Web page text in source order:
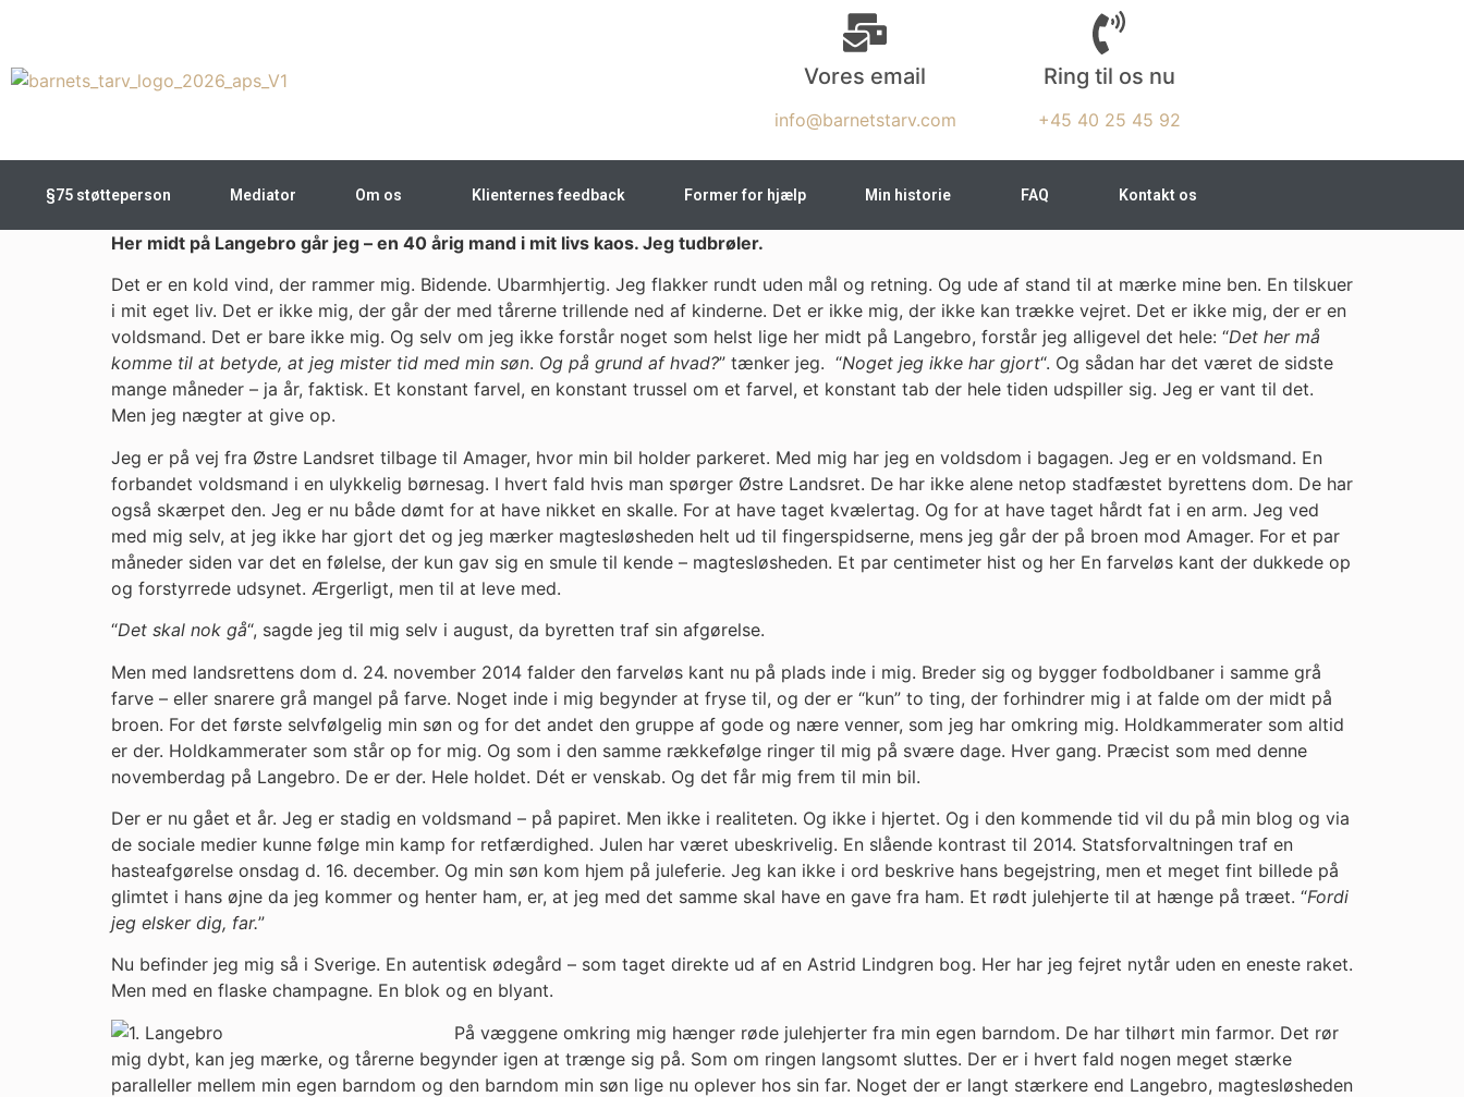
Vores email
info@barnetstarv.com
Ring til os nu
+45 40 25 45 92
§75 støtteperson Mediator Om os Klienternes feedback Former for hjælp Min historie FAQ Kontakt os
Her midt på Langebro går jeg – en 40 årig mand i mit livs kaos. Jeg tudbrøler.
Det er en kold vind, der rammer mig. Bidende. Ubarmhjertig. Jeg flakker rundt uden mål og retning. Og ude af stand til at mærke mine ben. En tilskuer
i mit eget liv. Det er ikke mig, der går der med tårerne trillende ned af kinderne. Det er ikke mig, der ikke kan trække vejret. Det er ikke mig, der er en
voldsmand. Det er bare ikke mig. Og selv om jeg ikke forstår noget som helst lige her midt på Langebro, forstår jeg alligevel det hele: “Det her må
komme til at betyde, at jeg mister tid med min søn. Og på grund af hvad?” tænker jeg. “Noget jeg ikke har gjort“. Og sådan har det været de sidste
mange måneder – ja år, faktisk. Et konstant farvel, en konstant trussel om et farvel, et konstant tab der hele tiden udspiller sig. Jeg er vant til det.
Men jeg nægter at give op.
Jeg er på vej fra Østre Landsret tilbage til Amager, hvor min bil holder parkeret. Med mig har jeg en voldsdom i bagagen. Jeg er en voldsmand. En
forbandet voldsmand i en ulykkelig børnesag. I hvert fald hvis man spørger Østre Landsret. De har ikke alene netop stadfæstet byrettens dom. De har
også skærpet den. Jeg er nu både dømt for at have nikket en skalle. For at have taget kvælertag. Og for at have taget hårdt fat i en arm. Jeg ved
med mig selv, at jeg ikke har gjort det og jeg mærker magtesløsheden helt ud til fingerspidserne, mens jeg går der på broen mod Amager. For et par
måneder siden var det en følelse, der kun gav sig en smule til kende – magtesløsheden. Et par centimeter hist og her En farveløs kant der dukkede op
og forstyrrede udsynet. Ærgerligt, men til at leve med.
“Det skal nok gå“, sagde jeg til mig selv i august, da byretten traf sin afgørelse.
Men med landsrettens dom d. 24. november 2014 falder den farveløs kant nu på plads inde i mig. Breder sig og bygger fodboldbaner i samme grå
farve – eller snarere grå mangel på farve. Noget inde i mig begynder at fryse til, og der er “kun” to ting, der forhindrer mig i at falde om der midt på
broen. For det første selvfølgelig min søn og for det andet den gruppe af gode og nære venner, som jeg har omkring mig. Holdkammerater som altid
er der. Holdkammerater som står op for mig. Og som i den samme rækkefølge ringer til mig på svære dage. Hver gang. Præcist som med denne
novemberdag på Langebro. De er der. Hele holdet. Dét er venskab. Og det får mig frem til min bil.
Der er nu gået et år. Jeg er stadig en voldsmand – på papiret. Men ikke i realiteten. Og ikke i hjertet. Og i den kommende tid vil du på min blog og via
de sociale medier kunne følge min kamp for retfærdighed. Julen har været ubeskrivelig. En slående kontrast til 2014. Statsforvaltningen traf en
hasteafgørelse onsdag d. 16. december. Og min søn kom hjem på juleferie. Jeg kan ikke i ord beskrive hans begejstring, men et meget fint billede på
glimtet i hans øjne da jeg kommer og henter ham, er, at jeg med det samme skal have en gave fra ham. Et rødt julehjerte til at hænge på træet. “Fordi
jeg elsker dig, far.”
Nu befinder jeg mig så i Sverige. En autentisk ødegård – som taget direkte ud af en Astrid Lindgren bog. Her har jeg fejret nytår uden en eneste raket.
Men med en flaske champagne. En blok og en blyant.
På væggene omkring mig hænger røde julehjerter fra min egen barndom. De har tilhørt min farmor. Det rør
mig dybt, kan jeg mærke, og tårerne begynder igen at trænge sig på. Som om ringen langsomt sluttes. Der er i hvert fald nogen meget stærke
paralleller mellem min egen barndom og den barndom min søn lige nu oplever hos sin far. Noget der er langt stærkere end Langebro, magtesløsheden